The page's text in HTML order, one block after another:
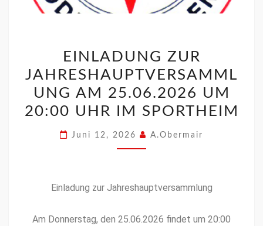
EINLADUNG ZUR
JAHRESHAUPTVERSAMML
UNG AM 25.06.2026 UM
20:00 UHR IM SPORTHEIM
Juni 12, 2026 A.Obermair
Ein­ladung zur Jahre­shauptver­samm­lung
Am Don­ner­stag, den 25.06.2026 find­et um 20:00